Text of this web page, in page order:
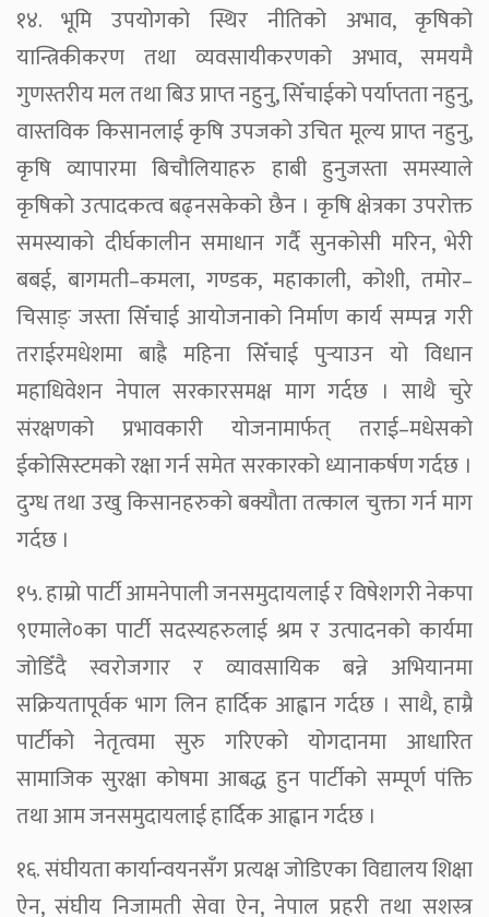
१४. भूमि उपयोगको स्थिर नीतिको अभाव, कृषिको
यान्त्रिकीकरण तथा व्यवसायीकरणको अभाव, समयमै
गुणस्तरीय मल तथा बिउ प्राप्त नहुनु, सिँचाईको पर्याप्तता नहुनु,
वास्तविक किसानलाई कृषि उपजको उचित मूल्य प्राप्त नहुनु,
कृषि व्यापारमा बिचौलियाहरु हाबी हुनुजस्ता समस्याले
कृषिको उत्पादकत्व बढ्नसकेको छैन । कृषि क्षेत्रका उपरोक्त
समस्याको दीर्घकालीन समाधान गर्दै सुनकोसी मरिन, भेरी
बबई, बागमती–कमला, गण्डक, महाकाली, कोशी, तमोर–
चिसाङ् जस्ता सिँचाई आयोजनाको निर्माण कार्य सम्पन्न गरी
तराईरमधेशमा बाह्रै महिना सिँचाई पुर्‍याउन यो विधान
महाधिवेशन नेपाल सरकारसमक्ष माग गर्दछ । साथै चुरे
संरक्षणको प्रभावकारी योजनामार्फत् तराई–मधेसको
ईकोसिस्टमको रक्षा गर्न समेत सरकारको ध्यानाकर्षण गर्दछ ।
दुग्ध तथा उखु किसानहरुको बक्यौता तत्काल चुक्ता गर्न माग
गर्दछ ।
१५. हाम्रो पार्टी आमनेपाली जनसमुदायलाई र विषेशगरी नेकपा
९एमाले०का पार्टी सदस्यहरुलाई श्रम र उत्पादनको कार्यमा
जोडिँदै स्वरोजगार र व्यावसायिक बन्ने अभियानमा
सक्रियतापूर्वक भाग लिन हार्दिक आह्वान गर्दछ । साथै, हाम्रै
पार्टीको नेतृत्वमा सुरु गरिएको योगदानमा आधारित
सामाजिक सुरक्षा कोषमा आबद्ध हुन पार्टीको सम्पूर्ण पंक्ति
तथा आम जनसमुदायलाई हार्दिक आह्वान गर्दछ ।
१६. संघीयता कार्यान्वयनसँग प्रत्यक्ष जोडिएका विद्यालय शिक्षा
ऐन, संघीय निजामती सेवा ऐन, नेपाल प्रहरी तथा सशस्त्र